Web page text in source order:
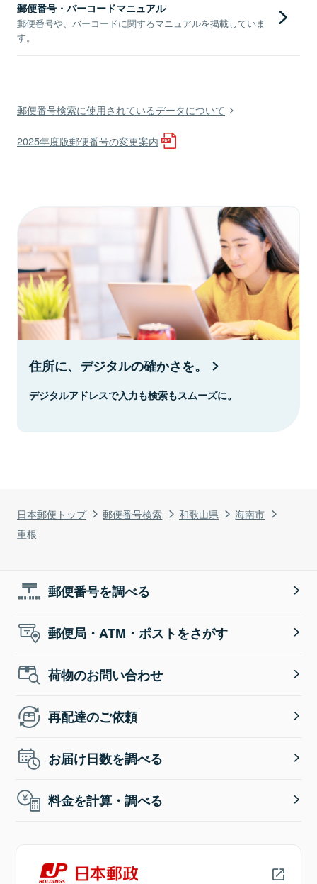
日本郵便トップ 郵便番号検索 和歌山県
海南市
重根
郵便番号・バーコードマニュアル
郵便番号や、バーコードに関するマニュアルを掲載していま
す。
郵便番号検索に使用されているデータについて
2025年度版郵便番号の変更案内
住所に、デジタルの確かさを。
デジタルアドレスで入力も検索もスムーズに。
郵便番号を調べる
郵便局・ATM・ポストをさがす
荷物のお問い合わせ
再配達のご依頼
お届け日数を調べる
料金を計算・調べる